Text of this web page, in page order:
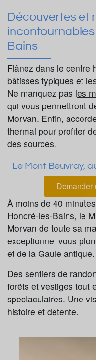
Découvertes et
Bains
Flânez dans le centre
bâtisses typiques et
Ne manquez pas les
qui vous permettront
Morvan. Enfin,
thermal pour profiter
des sources.
Le Mont Beuvray,
Demander
À moins de 40
Honoré-les-Bains, le
Morvan de toute sa
exceptionnel vous
et de la Gaule antique.
Des sentiers de
forêts et vestiges tout
spectaculaires. Une
histoire et détente.